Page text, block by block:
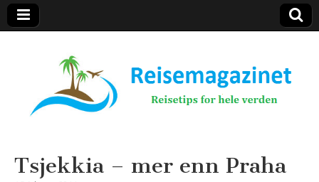
Reisemagazinet
Tsjekkia – mer enn Praha